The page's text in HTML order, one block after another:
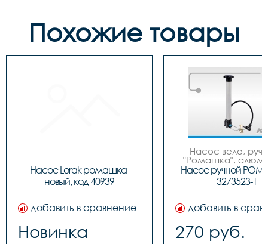
Похожие товары
Насос Lorak ромашка
новый, код 40939
добавить в сравнение
Новинка
Насос вело,
"Ромашка",
обратным
штоком, шланг
Насос ручной
3273523-1
добавить в
270 руб.